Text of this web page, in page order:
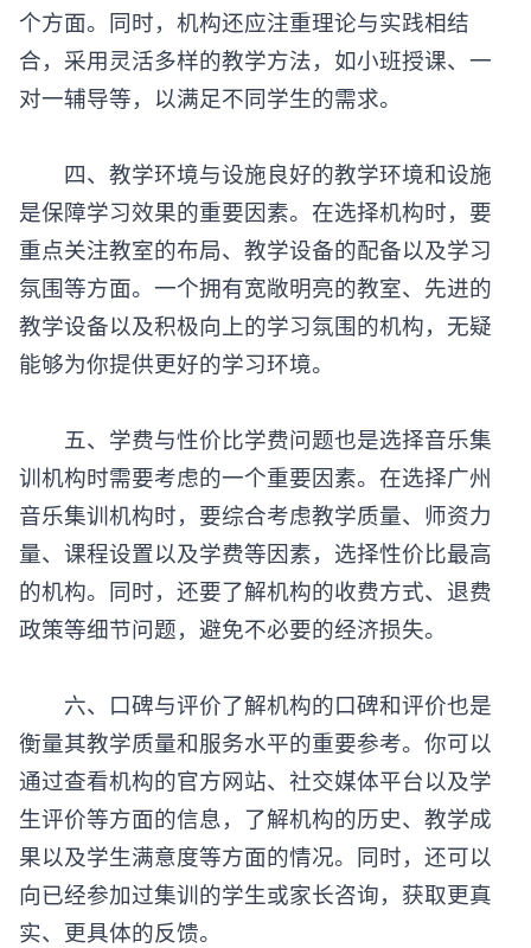
个方面。同时，机构还应注重理论与实践相结
合，采用灵活多样的教学方法，如小班授课、一
对一辅导等，以满足不同学生的需求。
四、教学环境与设施良好的教学环境和设施
是保障学习效果的重要因素。在选择机构时，要
重点关注教室的布局、教学设备的配备以及学习
氛围等方面。一个拥有宽敞明亮的教室、先进的
教学设备以及积极向上的学习氛围的机构，无疑
能够为你提供更好的学习环境。
五、学费与性价比学费问题也是选择音乐集
训机构时需要考虑的一个重要因素。在选择广州
音乐集训机构时，要综合考虑教学质量、师资力
量、课程设置以及学费等因素，选择性价比最高
的机构。同时，还要了解机构的收费方式、退费
政策等细节问题，避免不必要的经济损失。
六、口碑与评价了解机构的口碑和评价也是
衡量其教学质量和服务水平的重要参考。你可以
通过查看机构的官方网站、社交媒体平台以及学
生评价等方面的信息，了解机构的历史、教学成
果以及学生满意度等方面的情况。同时，还可以
向已经参加过集训的学生或家长咨询，获取更真
实、更具体的反馈。